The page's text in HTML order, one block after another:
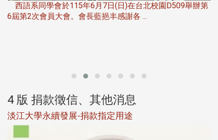
西語系同學會於115年6月7日(日)在台北校園D509舉辦第
6屆第2次會員大會。會長藍挹丰感謝各 ...
4 版 捐款徵信、其他消息
淡江大學永續發展-捐款指定用途